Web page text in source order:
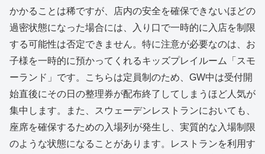
かかることは稀ですが、店内の安全を確保できないほどの
過密状態になった場合には、入り口で一時的に入店を制限
する可能性は否定できません。特に注意が必要なのは、お
子様を一時的に預かってくれるキッズプレイルーム「スモ
ーランド」です。こちらは定員制のため、GW中は受付開
始直後にその日の整理券が配布終了してしまうほど人気が
集中します。また、スウェーデンレストランにおいても、
座席を確保するための入場列が発生し、実質的な入場制限
のような状態になることがあります。レストランを利用す